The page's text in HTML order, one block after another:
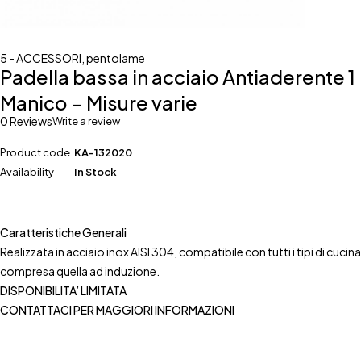
5 - ACCESSORI pentolame
Padella bassa in acciaio Antiaderente 1
Manico – Misure varie
0 ReviewsWrite a review
Product code KA-132020
Availability
In Stock
Caratteristiche Generali
Realizzata in acciaio inox AISI 304, compatibile con tutti i tipi di cucina
compresa quella ad induzione.
DISPONIBILITA’ LIMITATA
CONTATTACI PER MAGGIORI INFORMAZIONI